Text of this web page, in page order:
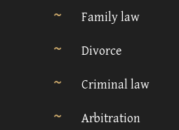
Family law
Divorce
Criminal law
Arbitration